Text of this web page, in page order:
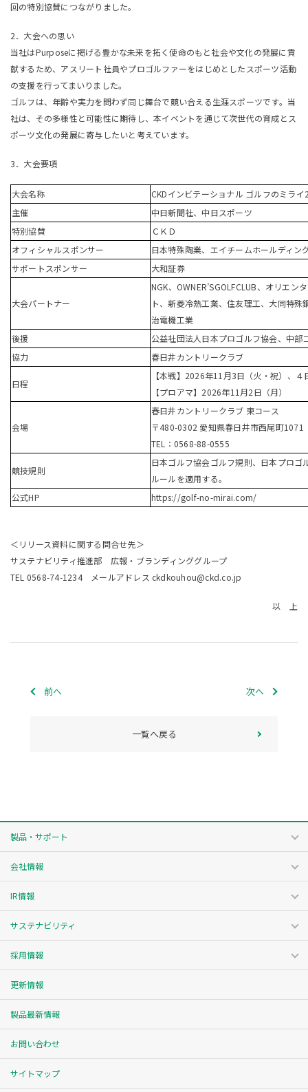
回の特別協賛につながりました。
2．大会への思い
当社はPurposeに掲げる豊かな未来を拓く使命のもと社会や文化の発展に貢
献するため、アスリート社員やプロゴルファーをはじめとしたスポーツ活動
の支援を行ってまいりました。
ゴルフは、年齢や実力を問わず同じ舞台で競い合える生涯スポーツです。当
社は、その多様性と可能性に期待し、本イベントを通じて次世代の育成とス
ポーツ文化の発展に寄与したいと考えています。
3．大会要項
大会名称 CKDインビテーショナル ゴルフのミライ
主催
中日新聞社、中日スポーツ
特別協賛
ＣＫＤ
オフィシャルスポンサー
日本特殊陶業、エイチームホールディン
サポートスポンサー
大和証券
大会パートナー
NGK、 OWNER’SGOLFCLUB、オリエン
ト、新菱冷熱工業、住友理工、大同特
治電機工業
後援
公益社団法人日本プロゴルフ協会、中部
協力
春日井カントリークラブ
日程
【本戦】 2026年11 月3日（火・祝）、４
【プロアマ】 2026年11 月2日（月）
会場
春日井カントリークラブ 東コース
〒480-0302 愛知県春日井市西尾町1071
TEL： 0568-88-0555
競技規則
日本ゴルフ協会ゴルフ規則、日本プロ
ルールを適用する。
公式HP
https://golf-no-mirai.com/
＜リリース資料に関する問合せ先＞
サステナビリティ推進部 広報・ブランディンググループ
TEL 0568-74-1234 メールアドレス ckdkouhou@ckd.co.jp
以 上
前へ 次へ
一覧へ戻る
製品・サポート
会社情報
IR情報
サステナビリティ
採用情報
更新情報
製品最新情報
お問い合わせ
サイトマップ